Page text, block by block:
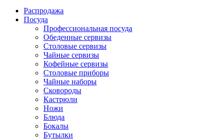
Распродажа
Посуда
Профессиональная посуда
Обеденные сервизы
Столовые сервизы
Чайные сервизы
Кофейные сервизы
Столовые приборы
Чайные наборы
Сковороды
Кастрюли
Ножи
Блюда
Бокалы
Бутылки